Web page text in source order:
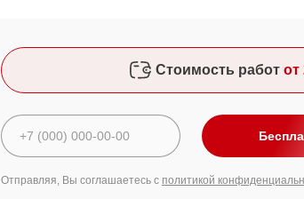
Стоимость работ от
Отправляя, Вы соглашаетесь с политикой